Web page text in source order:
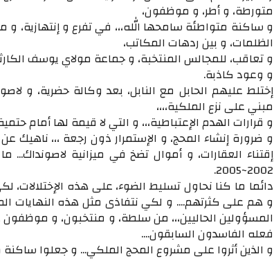
متورطة، و أطر، و موظفون،
و ساكنة متواطئة سامحها الله،،، في تفرع و إنتهازية،
الظلمات، و بين ردهات المكاتب،
و تعاقب، للمجالس المنتخبة، و جماعة مولاي يوسف
و وعود كاذبة.
إختلط عليهم الحابل مع النابل، بعد وكالة حضرية، و
مبني على نزع الملكية،،،،
و قرارات الهدم الإعتباطية،،، و التي لا قيمة لها أمام
و ضرورة إنشاء المحج، و الإستمرار ذون رجعة ،،، ناهيك عن
2002~2005.
دائما ما كنا نحاول تسليط الضوء، على هذه الإختلالات،
و هم على كثرتهم.... و لكي نتفاذى مثل هذه النهايات
المسؤولين الحاليين،،، من سلطة، و منتخبون، و
فعله الفاسدون السابقون....
و الذين أثروا على مشروع المحج الملكي... و جعلوا